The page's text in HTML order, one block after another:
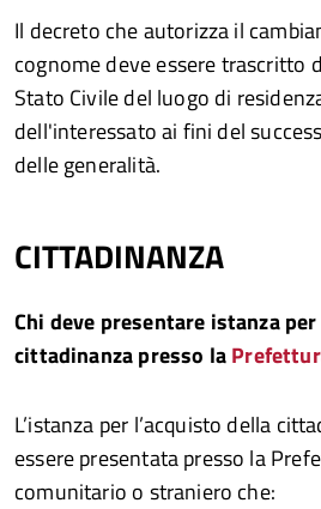
Il decreto che autorizza il
cognome deve essere trascritto
Stato Civile del luogo di
dell'interessato ai fini del
delle generalità.
CITTADINANZA
Chi deve presentare istanza
cittadinanza presso la
L’istanza per l’acquisto della
essere presentata presso la
comunitario o straniero che: